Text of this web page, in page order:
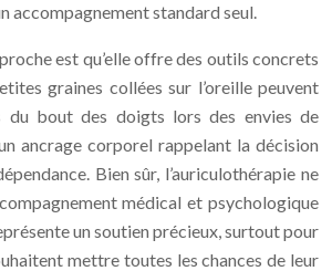
accompagnement standard seul.
est qu’elle offre des outils concrets
graines collées sur l’oreille peuvent
du bout des doigts lors des envies de
ancrage corporel rappelant la décision
Bien sûr, l’auriculothérapie ne
médical et psychologique
un soutien précieux, surtout pour
mettre toutes les chances de leur